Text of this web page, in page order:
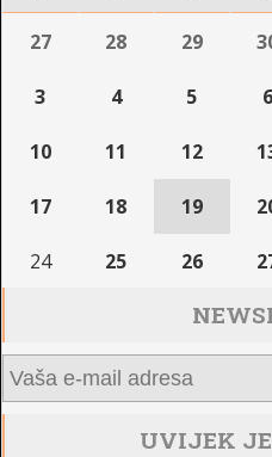
27 28 29
3 4 5 6
10 11 12
17 18 19
24 25 26
UVIJEK